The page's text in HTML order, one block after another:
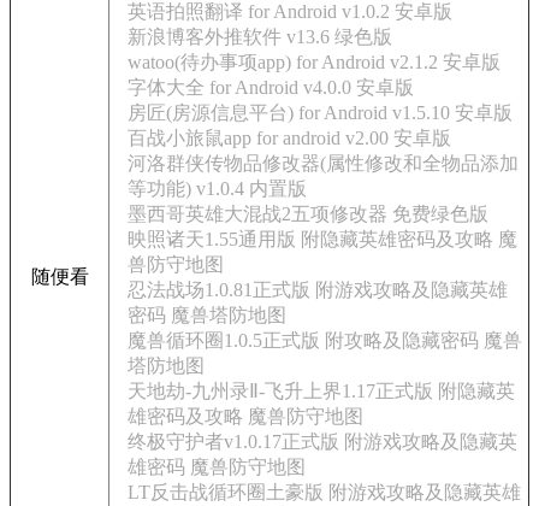
随便看
英语拍照翻译 for Android v1.0.2 安卓版
新浪博客外推软件 v13.6 绿色版
watoo(待办事项app) for Android v2.1.2 安卓版
字体大全 for Android v4.0.0 安卓版
房匠(房源信息平台) for Android v1.5.10 安卓版
百战小旅鼠app for android v2.00 安卓版
河洛群侠传物品修改器(属性修改和全物品添加
等功能) v1.0.4 内置版
墨西哥英雄大混战2五项修改器 免费绿色版
映照诸天1.55通用版 附隐藏英雄密码及攻略 魔
兽防守地图
忍法战场1.0.81正式版 附游戏攻略及隐藏英雄
密码 魔兽塔防地图
魔兽循环圈1.0.5正式版 附攻略及隐藏密码 魔兽
塔防地图
天地劫-九州录Ⅱ-飞升上界1.17正式版 附隐藏英
雄密码及攻略 魔兽防守地图
终极守护者v1.0.17正式版 附游戏攻略及隐藏英
雄密码 魔兽防守地图
LT反击战循环圈土豪版 附游戏攻略及隐藏英雄